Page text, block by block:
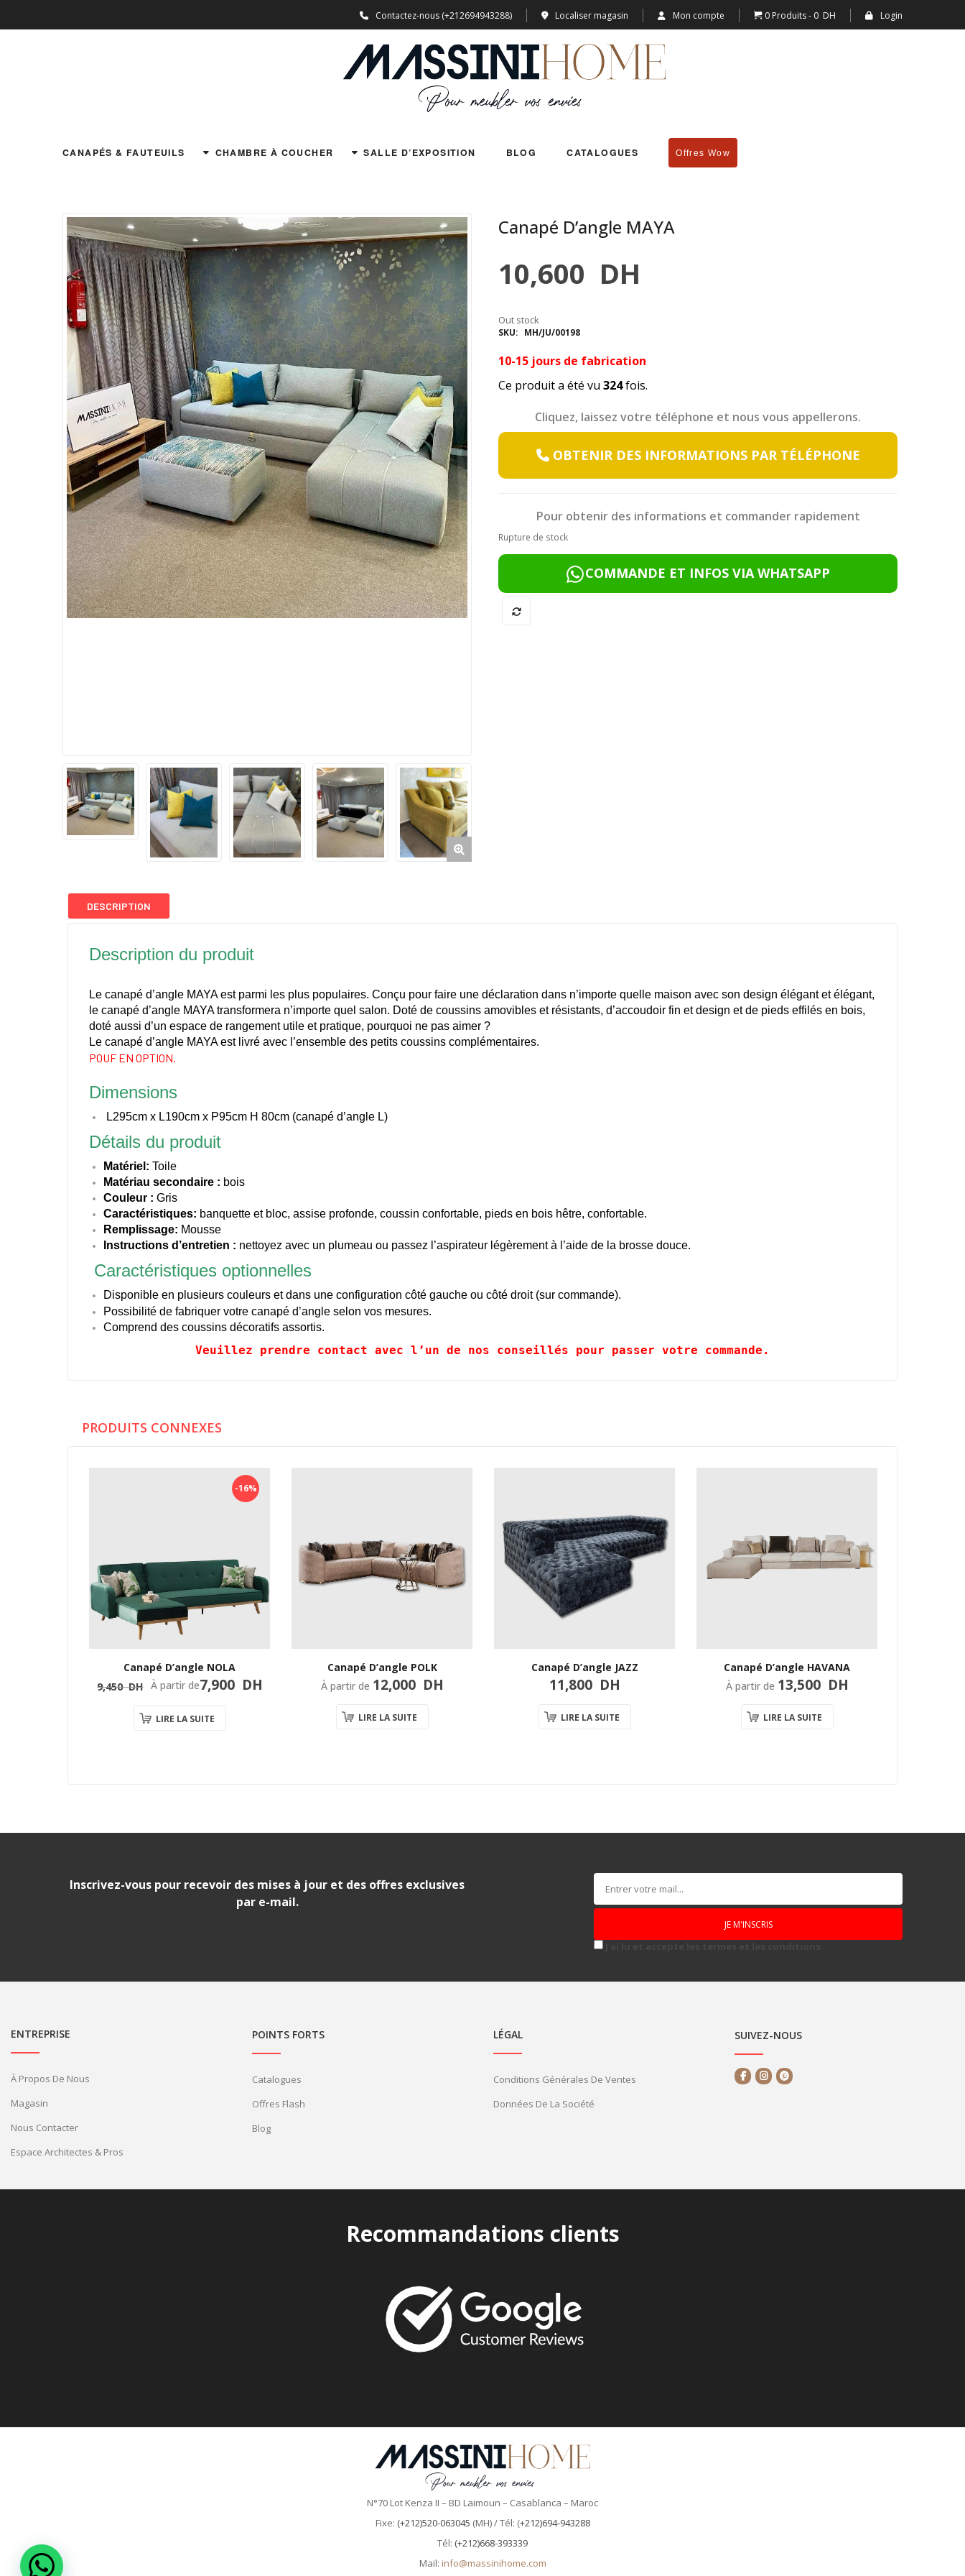
Login
Contactez-nous (+212694943288) Localiser magasin Mon compte 0 Produits 0 DH
CANAPÉS & FAUTEUILS CHAMBRE À COUCHER SALLE D’EXPOSITION BLOG CATALOGUES Offres Wow
Canapé D’angle MAYA
10,600 DH
Out stock
SKU: MH/JU/00198
10-15 jours de fabrication
Ce produit a été vu 324fois.
Cliquez, laissez votre téléphone et nous vous appellerons.
OBTENIR DES INFORMATIONS PAR TÉLÉPHONE
Pour obtenir des informations et commander rapidement
Rupture de stock
COMMANDE ET INFOS VIA WHATSAPP
DESCRIPTION
Description du produit
Le canapé d’angle MAYAest parmi les plus populaires. Conçu pour faire une déclaration dans n’importe quelle maison avec son design élégant et élégant,
le canapé d’angle MAYA transformera n’importe quel salon. Doté de coussins amovibles et résistants, d’accoudoir fin et design et de pieds effilés en bois,
doté aussi d’un espace de rangement utile et pratique, pourquoi ne pas aimer ?
Le canapé d’angle MAYAest livré avec l’ensemble des petits coussins complémentaires.
POUF EN OPTION.
Dimensions
L295cm x L190cm x P95cm H 80cm (canapé d’angle L)
Détails du produit
Matériel: Toile
Matériau secondaire : bois
Couleur : Gris
Caractéristiques: banquette et bloc, assise profonde, coussin confortable, pieds en bois hêtre, confortable.
Remplissage: Mousse
Instructions d’entretien : nettoyez avec un plumeau ou passez l’aspirateur légèrement à l’aide de la brosse douce.
Caractéristiques optionnelles
Disponible en plusieurs couleurs et dans une configuration côté gauche ou côté droit (sur commande).
Possibilité de fabriquer votre canapé d’angle selon vos mesures.
Comprend des coussins décoratifs assortis.
Veuillez prendre contact avec l’un de nos conseillés pour passer votre commande.
PRODUITS CONNEXES
-16%
Canapé D’angle NOLA
À partir de
9,450DH
Le
initial
7,900 DH
Le
actuel
LIRE LA SUITE
Canapé D’angle POLK
À partir de 12,000 DH
LIRE LA SUITE
Canapé D’angle JAZZ
11,800 DH
LIRE LA SUITE
Canapé D’angle HAVANA
À partir de 13,500 DH
LIRE LA SUITE
Inscrivez-vous pour recevoir des mises à jour et des offres exclusives
par e-mail.
ENTREPRISE
À Propos De Nous
Magasin
Nous Contacter
Espace Architectes & Pros
POINTS FORTS
Catalogues
Offres Flash
Blog
LÉGAL
Conditions Générales De Ventes
Données De La Société
SUIVEZ-NOUS
Recommandations clients
N°70 Lot Kenza II – BD Laimoun – Casablanca – Maroc
Fixe: (+212)520-063045 (MH) / Tél: (+212)694-943288
Tél: (+212)668-393339
Mail: info@massinihome.com